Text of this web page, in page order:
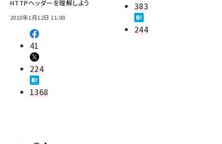
HTTPヘッダーを理解しよう
2010年1月12日 11:00
41
224
1368
383
244